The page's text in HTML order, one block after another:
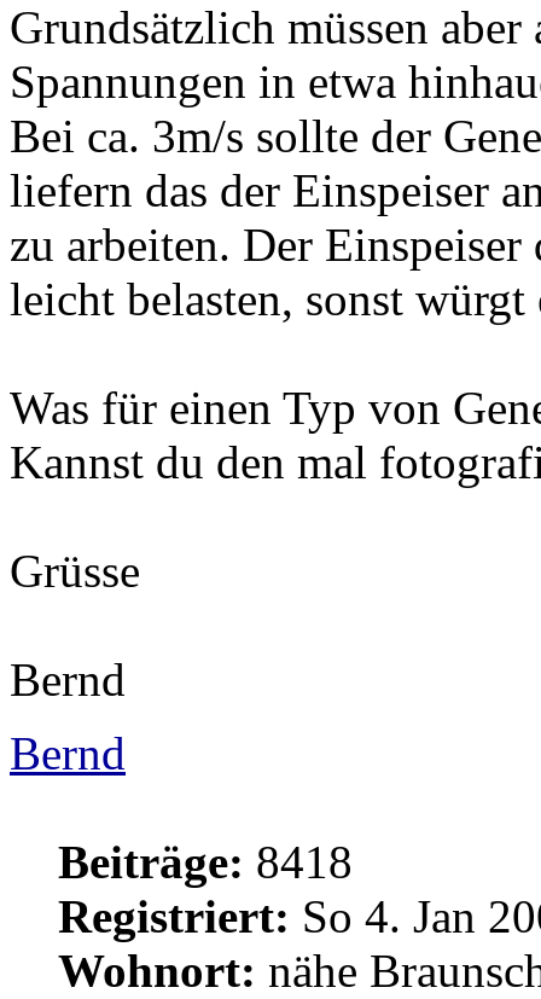
Grundsätzlich müssen
Spannungen in etwa
Bei ca. 3m/s sollte der
liefern das der Einspeiser
zu arbeiten. Der
leicht belasten, sonst
Was für einen Typ von
Kannst du den mal
Grüsse
Bernd
Bernd
Beiträge: 8418
Registriert: So 4. Jan
Wohnort: nähe